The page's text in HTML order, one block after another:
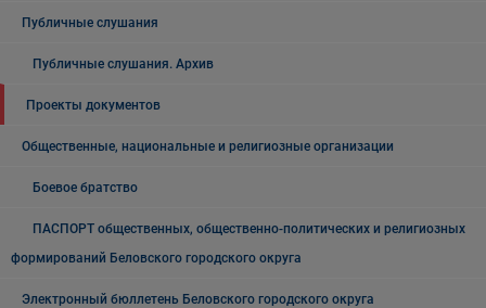
Публичные слушания
Публичные слушания. Архив
Проекты документов
Общественные, национальные и религиозные организации
Боевое братство
ПАСПОРТ общественных, общественно-политических и религиозных
формирований Беловского городского округа
Электронный бюллетень Беловского городского округа